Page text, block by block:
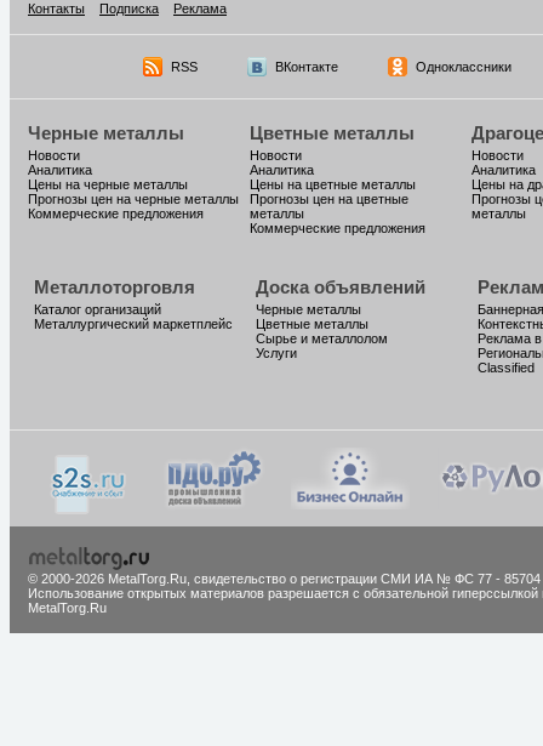
Контакты
Подписка Реклама
RSS ВКонтакте Одноклассники
Черные металлы
Новости
Аналитика
Цены на черные металлы
Прогнозы цен на черные металлы
Коммерческие предложения
Цветные металлы
Новости
Аналитика
Цены на цветные металлы
Прогнозы цен на цветные
металлы
Коммерческие предложения
Новости
Аналитика
Цены на
Прогнозы
металлы
Металлоторговля
Каталог организаций
Металлургический маркетплейс
Доска объявлений
Черные металлы
Цветные металлы
Сырье и металлолом
Услуги
Реклама
Classified
© 2000-2026 MetalTorg.Ru, cвидетельство о регистрации СМИ ИА № ФС 77 - 85704
Использование открытых материалов разрешается с обязательной гиперссылкой
MetalTorg.Ru